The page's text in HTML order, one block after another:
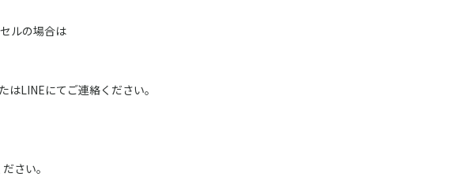
ルの場合は
LINEにてご連絡ください。
さい。